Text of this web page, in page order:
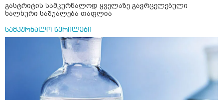
გასტრიტის სამკურნალოდ ყველაზე გავრცელებული
ხალხური საშუალება თაფლია
სამკურნალო წერილები